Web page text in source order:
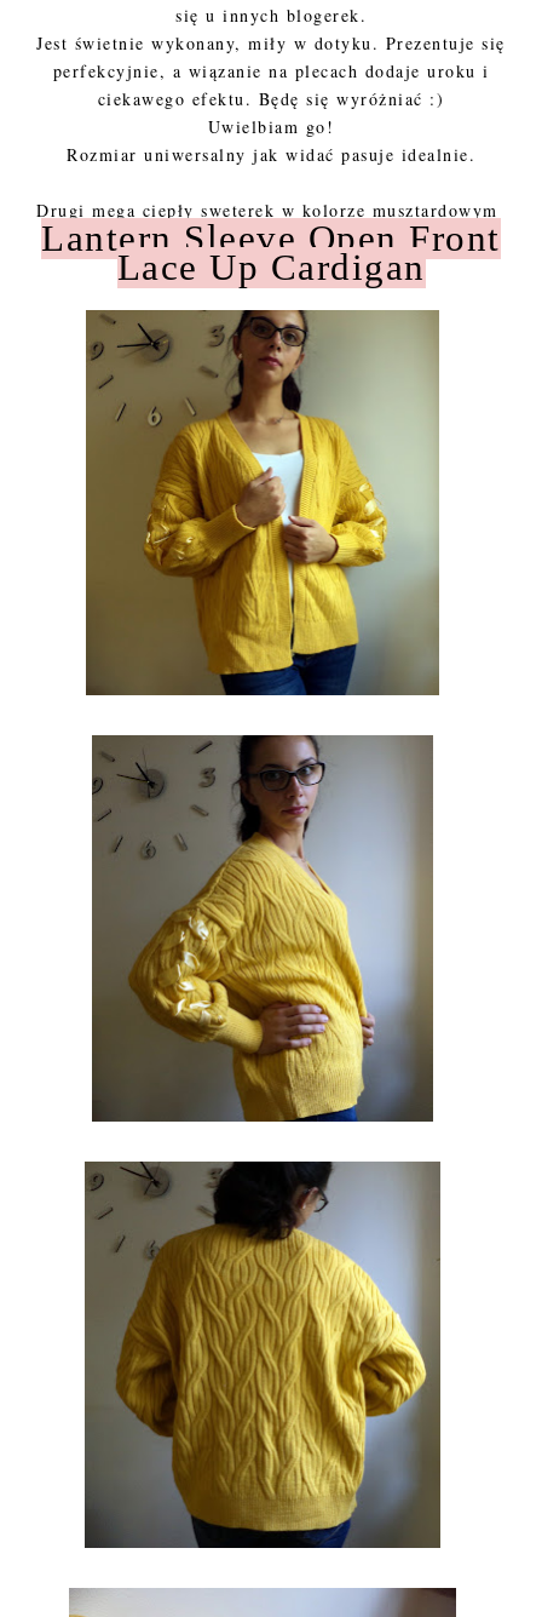
się u innych blogerek.
Jest świetnie wykonany, miły w dotyku. Prezentuje się
perfekcyjnie, a wiązanie na plecach dodaje uroku i
ciekawego efektu. Będę się wyróżniać :)
Uwielbiam go!
Rozmiar uniwersalny jak widać pasuje idealnie.
Drugi mega ciepły sweterek w kolorze musztardowym
Lantern Sleeve Open Front
Lace Up Cardigan